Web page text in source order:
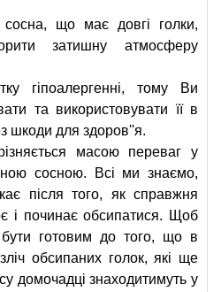
що має довгі голки,
затишну атмосферу
гіпоалергенні, тому Ви
та використовувати її в
шкоди для здоров''я.
масою переваг у
сосною. Всі ми знаємо,
після того, як справжня
і починає обсипатися. Щоб
бути готовим до того, що в
обсипаних голок, які ще
домочадці знаходитимуть у